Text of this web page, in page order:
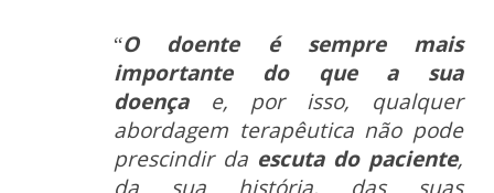
“O doente é sempre mais
importante do que a sua
doençae, por isso, qualquer
abordagem terapêutica não pode
prescindir da escuta do paciente,